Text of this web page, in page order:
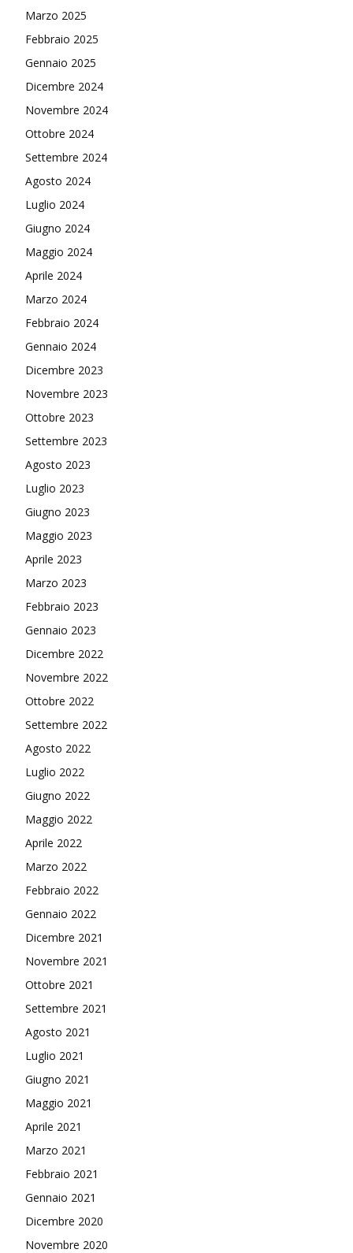
Marzo 2025
Febbraio 2025
Gennaio 2025
Dicembre 2024
Novembre 2024
Ottobre 2024
Settembre 2024
Agosto 2024
Luglio 2024
Giugno 2024
Maggio 2024
Aprile 2024
Marzo 2024
Febbraio 2024
Gennaio 2024
Dicembre 2023
Novembre 2023
Ottobre 2023
Settembre 2023
Agosto 2023
Luglio 2023
Giugno 2023
Maggio 2023
Aprile 2023
Marzo 2023
Febbraio 2023
Gennaio 2023
Dicembre 2022
Novembre 2022
Ottobre 2022
Settembre 2022
Agosto 2022
Luglio 2022
Giugno 2022
Maggio 2022
Aprile 2022
Marzo 2022
Febbraio 2022
Gennaio 2022
Dicembre 2021
Novembre 2021
Ottobre 2021
Settembre 2021
Agosto 2021
Luglio 2021
Giugno 2021
Maggio 2021
Aprile 2021
Marzo 2021
Febbraio 2021
Gennaio 2021
Dicembre 2020
Novembre 2020